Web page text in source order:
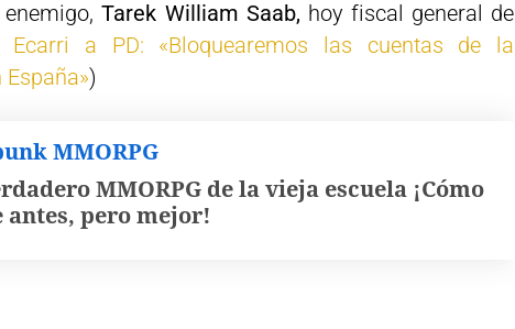
enemigo,Tarek William Saab, hoy fiscal general de
Ecarri a PD: «Bloquearemos las cuentas de la
)
MMORPG
MMORPG de la vieja escuela ¡Cómo
antes, pero mejor!